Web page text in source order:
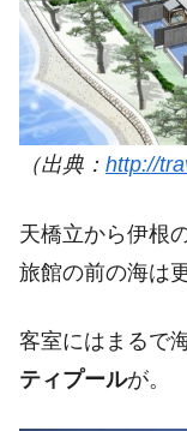
（出典： http://
天橋立から伊根
旅館の前の海は
客室にはまるで
ティプールが。